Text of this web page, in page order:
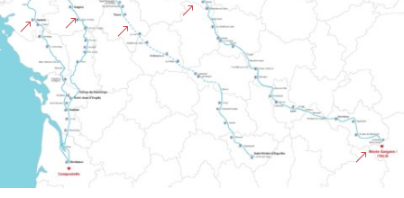
&
&
&
&
&